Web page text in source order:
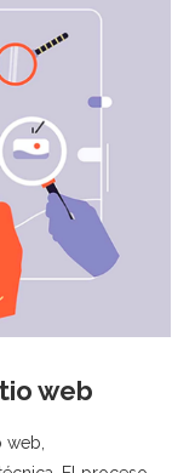
web
web,